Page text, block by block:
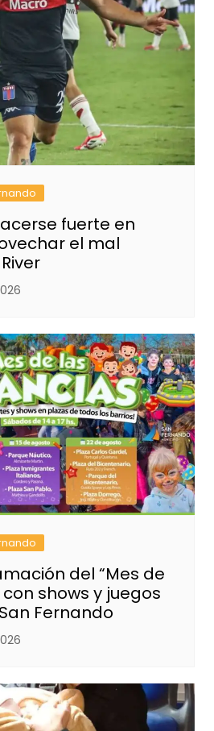
fuerte en
el mal
del “Mes de
shows y juegos
Fernando